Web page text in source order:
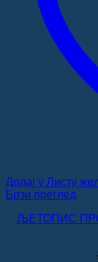
Додај у Листу
Брзи преглед
ЉЕТОПИС